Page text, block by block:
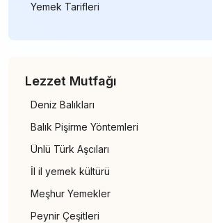
Yemek Tarifleri
Lezzet Mutfağı
Deniz Balıkları
Balık Pişirme Yöntemleri
Ünlü Türk Aşcıları
İl il yemek kültürü
Meşhur Yemekler
Peynir Çeşitleri